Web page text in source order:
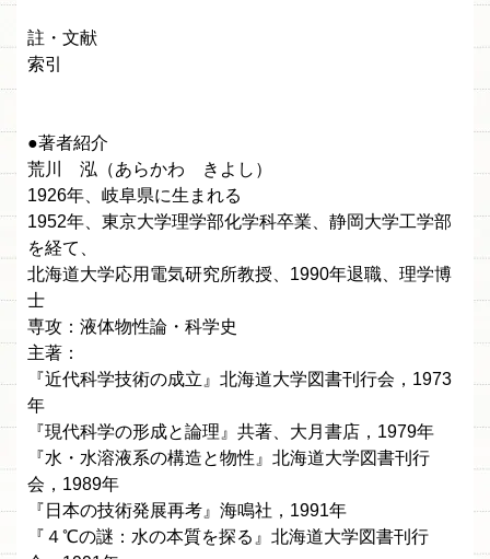
註・文献
索引
●著者紹介
荒川 泓（あらかわ きよし）
1926年、岐阜県に生まれる
1952年、東京大学理学部化学科卒業、静岡大学工学部
を経て、
北海道大学応用電気研究所教授、1990年退職、理学博
士
専攻：液体物性論・科学史
主著：
『近代科学技術の成立』北海道大学図書刊行会，1973
年
『現代科学の形成と論理』共著、大月書店，1979年
『水・水溶液系の構造と物性』北海道大学図書刊行
会，1989年
『日本の技術発展再考』海鳴社，1991年
『４℃の謎：水の本質を探る』北海道大学図書刊行